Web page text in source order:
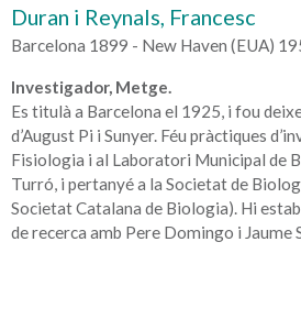
Duran i Reynals, Francesc
Barcelona 1899 - New Haven (EUA)
Investigador, Metge.
Es titulà a Barcelona el 1925, i fou
d’August Pi i Sunyer. Féu pràctiques
Fisiologia i al Laboratori Municipal de
Turró, i pertanyé a la Societat de
Societat Catalana de Biologia). Hi
de recerca amb Pere Domingo i Jaume